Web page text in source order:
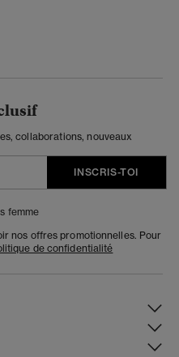
collaborations, nouveaux
INSCRIS-TOI
femme
nos offres promotionnelles. Pour
de confidentialité